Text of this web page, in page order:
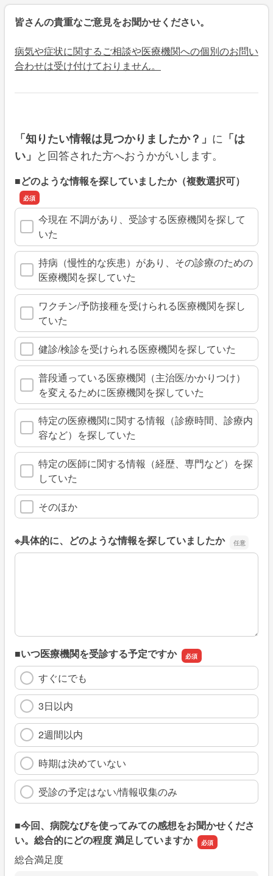
皆さんの貴重なご意見をお聞かせください。
病気や症状に関するご相談や医療機関への個別のお問い
合わせは受け付けておりません。
「知りたい情報は見つかりましたか？」 に 「は
い」 と回答された方へおうかがいします。
■どのような情報を探していましたか（複数選択可）
今現在 不調があり、受診する医療機関を探して
いた
持病（慢性的な疾患）があり、その診療のための
医療機関を探していた
ワクチン/予防接種を受けられる医療機関を探し
ていた
健診/検診を受けられる医療機関を探していた
普段通っている医療機関（主治医/かかりつけ）
を変えるために医療機関を探していた
特定の医療機関に関する情報（診療時間、診療内
容など）を探していた
特定の医師に関する情報（経歴、専門など）を探
していた
そのほか
※具体的に、どのような情報を探していましたか
※具体的に、どのような情報を探していましたか
■いつ医療機関を受診する予定ですか
すぐにでも
3日以内
2週間以内
時期は決めていない
受診の予定はない/情報収集のみ
■今回、病院なびを使ってみての感想をお聞かせくださ
い。総合的にどの程度 満足していますか
総合満足度